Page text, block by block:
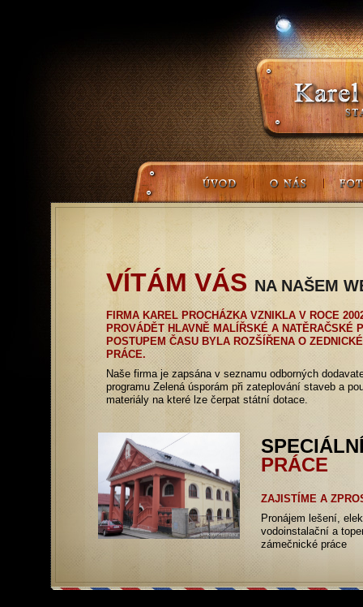
VÍTÁM VÁS NA NAŠEM
FIRMA KAREL PROCHÁZKA VZNIKLA V ROCE
PROVÁDĚT HLAVNĚ MALÍŘSKÉ A NATĚRAČSKÉ
POSTUPEM ČASU BYLA ROZŠÍŘENA O
PRÁCE.
Naše firma je zapsána v seznamu odborných
programu Zelená úsporám při zateplování staveb a
materiály na které lze čerpat státní dotace.
PRÁCE
ZAJISTÍME A
Pronájem lešení,
vodoinstalační a
zámečnické práce